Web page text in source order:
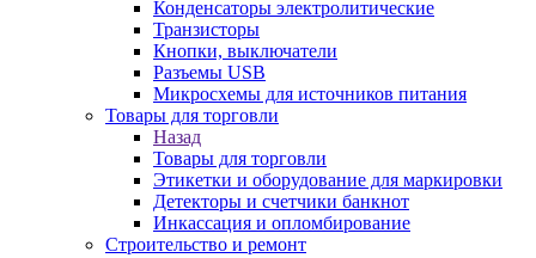
Конденсаторы электролитические
Транзисторы
Кнопки, выключатели
Разъемы USB
Микросхемы для источников питания
Товары для торговли
Назад
Товары для торговли
Этикетки и оборудование для маркировки
Детекторы и счетчики банкнот
Инкассация и опломбирование
Строительство и ремонт